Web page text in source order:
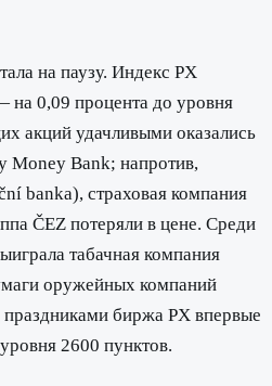
на паузу. Индекс PX
на 0,09 процента до уровня
акций удачливыми оказались
Money Bank; напротив,
banka), страховая компания
ČEZ потеряли в цене. Среди
табачная компания
оружейных компаний
биржа PX впервые
2600 пунктов.